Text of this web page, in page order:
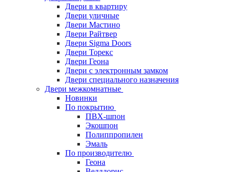
Двери в квартиру
Двери уличные
Двери Мастино
Двери Райтвер
Двери Sigma Doors
Двери Торекс
Двери Геона
Двери с электронным замком
Двери специального назначения
Двери межкомнатные
Новинки
По покрытию
ПВХ-шпон
Экошпон
Полиппропилен
Эмаль
По производителю
Геона